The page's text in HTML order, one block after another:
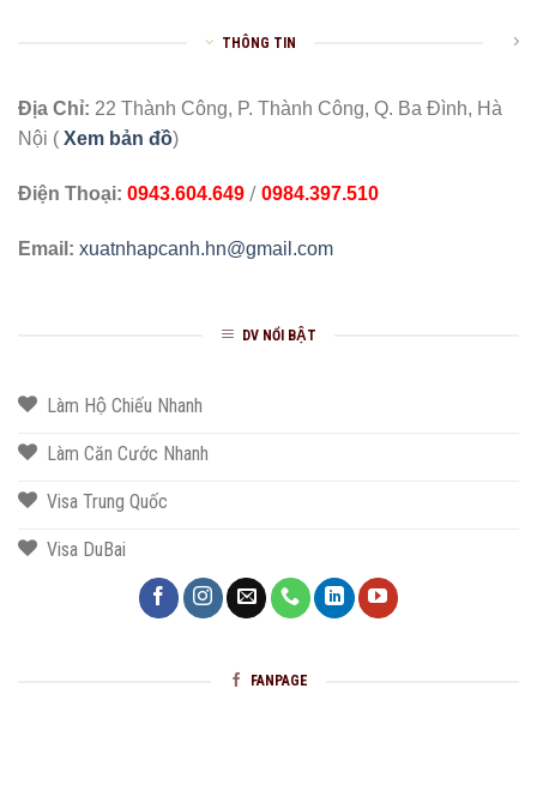
THÔNG TIN
Địa Chỉ: 22 Thành Công, P. Thành Công, Q. Ba Đình, Hà
Nội ( Xem bản đồ)
Điện Thoại: 0943.604.649 / 0984.397.510
Email: xuatnhapcanh.hn@gmail.com
DV NỔI BẬT
Làm Hộ Chiếu Nhanh
Làm Căn Cước Nhanh
Visa Trung Quốc
Visa DuBai
FANPAGE